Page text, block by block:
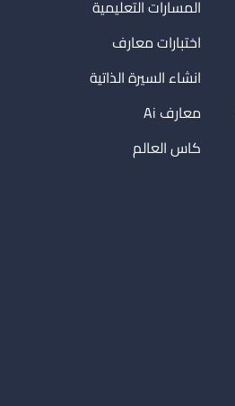
المسارات التعليمية
اختبارات معارف
انشاء السيرة الذاتية
معارف Ai
كاس العالم